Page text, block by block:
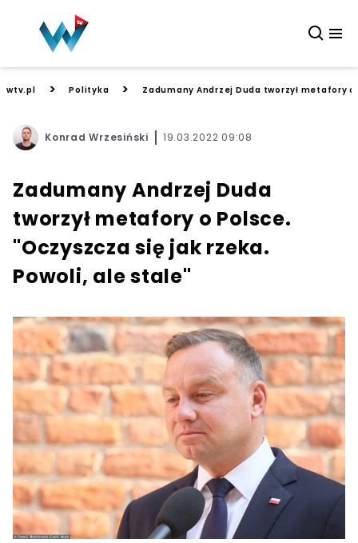
wtv.pl > Polityka > Zadumany Andrzej Duda tworzył metafory
Konrad Wrzesiński 19.03.2022 09:08
Zadumany Andrzej Duda
tworzył metafory o Polsce.
"Oczyszcza się jak rzeka.
Powoli, ale stale"